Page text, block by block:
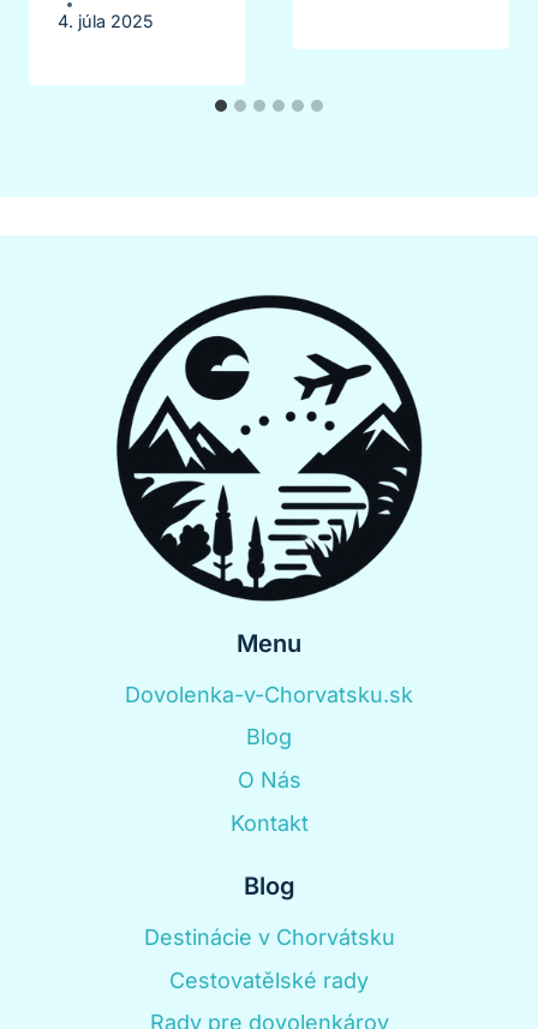
4. júla 2025
Menu
Dovolenka-v-Chorvatsku.sk
Blog
O Nás
Kontakt
Blog
Destinácie v Chorvátsku
Cestovatělské rady
Rady pre dovolenkárov